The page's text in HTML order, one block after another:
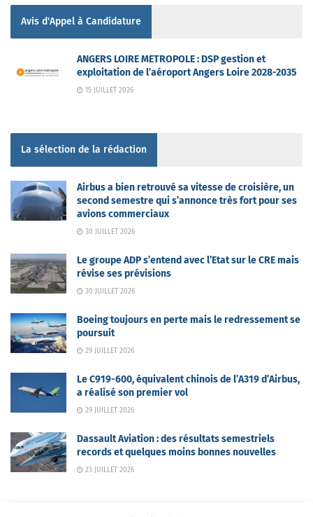
Avis d'Appel à Candidature
ANGERS LOIRE METROPOLE : DSP gestion et
exploitation de l’aéroport Angers Loire 2028-2035
15 JUILLET 2026
La sélection de la rédaction
Airbus a bien retrouvé sa vitesse de croisière, un
second semestre qui s’annonce très fort pour ses
avions commerciaux
30 JUILLET 2026
Le groupe ADP s’entend avec l’Etat sur le CRE mais
révise ses prévisions
30 JUILLET 2026
Boeing toujours en perte mais le redressement se
poursuit
29 JUILLET 2026
Le C919-600, équivalent chinois de l’A319 d’Airbus,
a réalisé son premier vol
29 JUILLET 2026
Dassault Aviation : des résultats semestriels
records et quelques moins bonnes nouvelles
23 JUILLET 2026